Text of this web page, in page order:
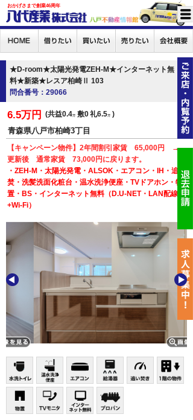
おかげさまで創業46周年
★D-room★太陽光発電ZEH-M★インターネット無
料★新築★レスア柏崎Ⅱ 103
問合番号：29066
6.5万円 共益0.4万 敷0礼6.5万
青森県八戸市柏崎3丁目
【キャンペーン物件】2年間割引家賃 65,000円 →
更新後 通常家賃 73,000円に戻ります。
・ZEH-M・太陽光発電・ALSOK・エアコン・IH・追
焚・洗髪洗面化粧台・温水洗浄便座・TVドアホン・物
置・BS・インターネット無料（D.U-NET・LAN配線
+Wi-Fi）